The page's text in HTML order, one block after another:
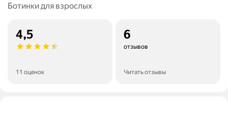
Ботинки для взрослых
4,5
11 оценок
6
отзывов
Читать отзывы